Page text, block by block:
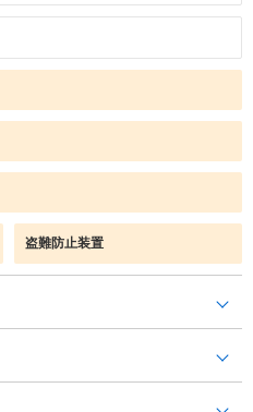
盗難防止装置